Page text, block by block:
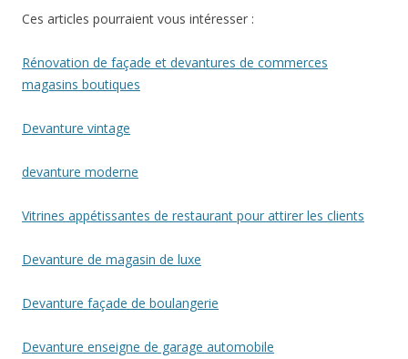
Ces articles pourraient vous intéresser :
Rénovation de façade et devantures de commerces
magasins boutiques
Devanture vintage
devanture moderne
Vitrines appétissantes de restaurant pour attirer les clients
Devanture de magasin de luxe
Devanture façade de boulangerie
Devanture enseigne de garage automobile